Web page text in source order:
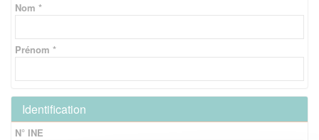
Nom *
Prénom *
Identification
N° INE